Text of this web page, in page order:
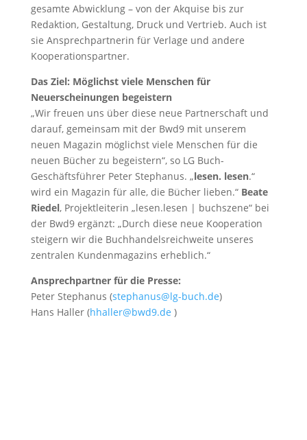
gesamte Abwicklung – von der Akquise bis zur
Redaktion, Gestaltung, Druck und Vertrieb. Auch ist
sie Ansprechpartnerin für Verlage und andere
Kooperationspartner.
Das Ziel: Möglichst viele Menschen für
Neuerscheinungen begeistern
„Wir freuen uns über diese neue Partnerschaft und
darauf, gemeinsam mit der Bwd9 mit unserem
neuen Magazin möglichst viele Menschen für die
neuen Bücher zu begeistern“, so LG Buch-
Geschäftsführer Peter Stephanus. „lesen. lesen.“
wird ein Magazin für alle, die Bücher lieben.“ Beate
Riedel, Projektleiterin „lesen.lesen | buchszene“ bei
der Bwd9 ergänzt: „Durch diese neue Kooperation
steigern wir die Buchhandelsreichweite unseres
zentralen Kundenmagazins erheblich.“
Ansprechpartner für die Presse:
Peter Stephanus (stephanus@lg-buch.de)
Hans Haller (hhaller@bwd9.de )